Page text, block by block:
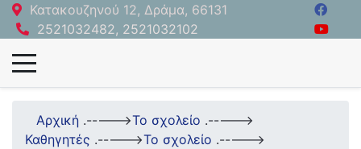
Κατακουζηνού 12, Δράμα, 66131
2521032482, 2521032102
Αρχική .----->Το σχολείο .----->
Καθηγητές .----->Το σχολείο .----->